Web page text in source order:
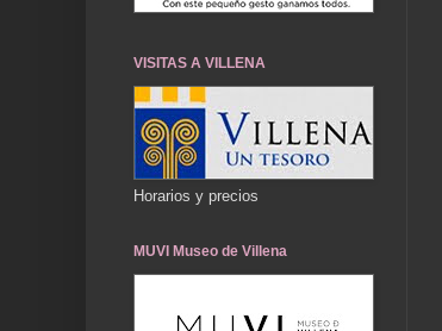
VISITAS A VILLENA
Horarios y precios
MUVI Museo de Villena